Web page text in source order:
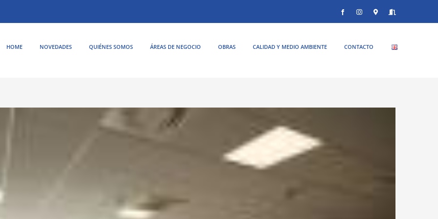
FacebookInstagramDondeEntrar
HOME NOVEDADES QUIÉNES SOMOS ÁREAS DE NEGOCIO OBRAS CALIDAD Y MEDIO AMBIENTE CONTACTO